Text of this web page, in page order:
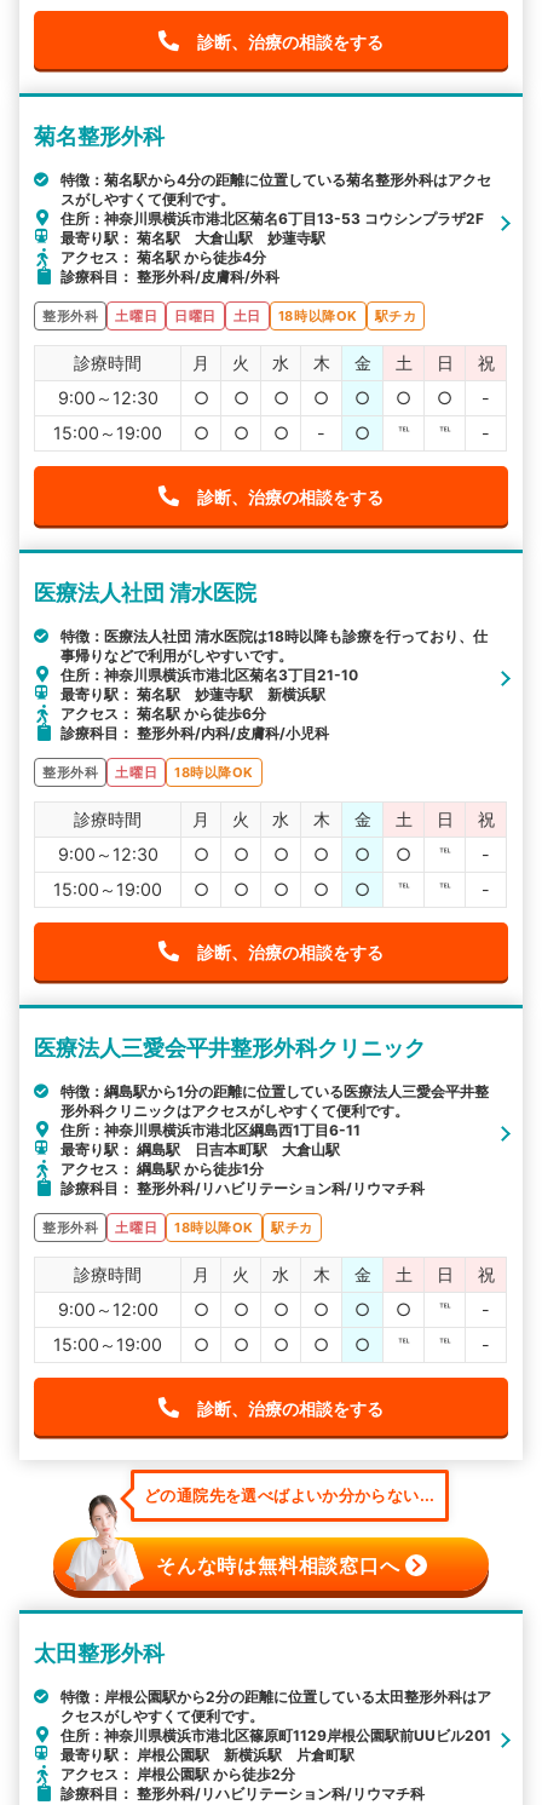
診断、治療の相談をする
菊名整形外科
特徴：菊名駅から4分の距離に位置している菊名整形外科はアクセ
スがしやすくて便利です。
住所：神奈川県横浜市港北区菊名6丁目13-53 コウシンプラザ2F
最寄り駅： 菊名駅 大倉山駅 妙蓮寺駅
アクセス： 菊名駅 から徒歩4分
診療科目： 整形外科/皮膚科/外科
整形外科 土曜日 日曜日 土日 18時以降OK 駅チカ
診療時間 月 火 水 木 金 土 日
祝
9:00～12:30
○ ○ ○ ○ ○ ○ ○
-
15:00～19:00
○ ○ ○ - ○ ℡ ℡ -
診断、治療の相談をする
医療法人社団 清水医院
特徴：医療法人社団 清水医院は18時以降も診療を行っており、仕
事帰りなどで利用がしやすいです。
住所：神奈川県横浜市港北区菊名3丁目21-10
最寄り駅： 菊名駅 妙蓮寺駅 新横浜駅
アクセス： 菊名駅 から徒歩6分
診療科目： 整形外科/内科/皮膚科/小児科
整形外科 土曜日 18時以降OK
診療時間 月 火 水 木 金 土 日
祝
9:00～12:30
○ ○ ○ ○ ○ ○ ℡
-
15:00～19:00
○ ○ ○ ○ ○ ℡ ℡ -
診断、治療の相談をする
医療法人三愛会平井整形外科クリニック
特徴：綱島駅から1分の距離に位置している医療法人三愛会平井整
形外科クリニックはアクセスがしやすくて便利です。
住所：神奈川県横浜市港北区綱島西1丁目6-11
最寄り駅： 綱島駅 日吉本町駅 大倉山駅
アクセス： 綱島駅 から徒歩1分
診療科目： 整形外科/リハビリテーション科/リウマチ科
整形外科 土曜日 18時以降OK 駅チカ
診療時間 月 火 水 木 金 土 日
祝
9:00～12:00
○ ○ ○ ○ ○ ○ ℡
-
15:00～19:00
○ ○ ○ ○ ○ ℡ ℡ -
診断、治療の相談をする
どの通院先を選べばよいか分からない...
そんな時は無料相談窓口へ
太田整形外科
特徴：岸根公園駅から2分の距離に位置している太田整形外科はア
クセスがしやすくて便利です。
住所：神奈川県横浜市港北区篠原町1129岸根公園駅前UUビル201
最寄り駅： 岸根公園駅 新横浜駅 片倉町駅
アクセス： 岸根公園駅 から徒歩2分
診療科目： 整形外科/リハビリテーション科/リウマチ科